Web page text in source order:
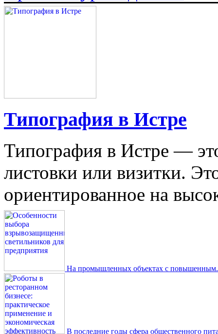
Типография в Истре
Типография в Истре —
листовки или визитки.
ориентированное на
На промышленных объектах с
В последние годы сфера общественного